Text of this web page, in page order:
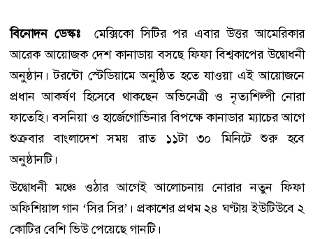
বিনোদন ডেস্কঃমেক্সিকো সিটির পর এবার উত্তর আমেরিকার
আরেক আয়োজক দেশ কানাডায় বসছে ফিফা বিশ্বকাপের উদ্বোধনী
অনুষ্ঠান। টরন্টো স্টেডিয়ামে অনুষ্ঠিত হতে যাওয়া এই আয়োজনে
প্রধান আকর্ষণ হিসেবে থাকছেন অভিনেত্রী ও নৃত্যশিল্পী নোরা
ফাতেহি। বসনিয়া ও হার্জেগোভিনার বিপক্ষে কানাডার ম্যাচের আগে
শুক্রবার বাংলাদেশ সময় রাত ১১টা ৩০ মিনিটে শুরু হবে
অনুষ্ঠানটি।
উদ্বোধনী মঞ্চে ওঠার আগেই আলোচনায় নোরার নতুন ফিফা
অফিশিয়াল গান ‘সির সির’। প্রকাশের প্রথম ২৪ ঘণ্টায় ইউটিউবে ২
কোটির বেশি ভিউ পেয়েছে গানটি।